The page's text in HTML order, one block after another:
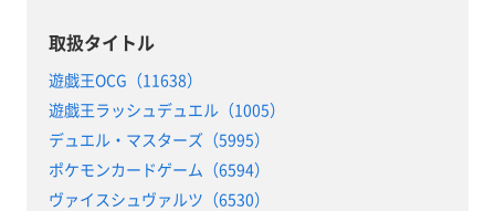
取扱タイトル
遊戯王OCG（11638）
遊戯王ラッシュデュエル（1005）
デュエル・マスターズ（5995）
ポケモンカードゲーム（6594）
ヴァイスシュヴァルツ（6530）